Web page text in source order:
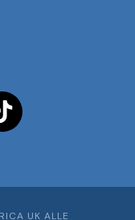
UK ALLE